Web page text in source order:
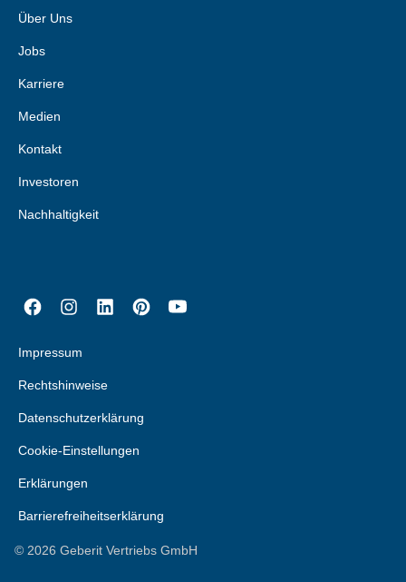
Über Uns
Jobs
Karriere
Medien
Kontakt
Investoren
Nachhaltigkeit
Impressum
Rechtshinweise
Datenschutzerklärung
Cookie-Einstellungen
Erklärungen
Barrierefreiheitserklärung
© 2026 Geberit Vertriebs GmbH